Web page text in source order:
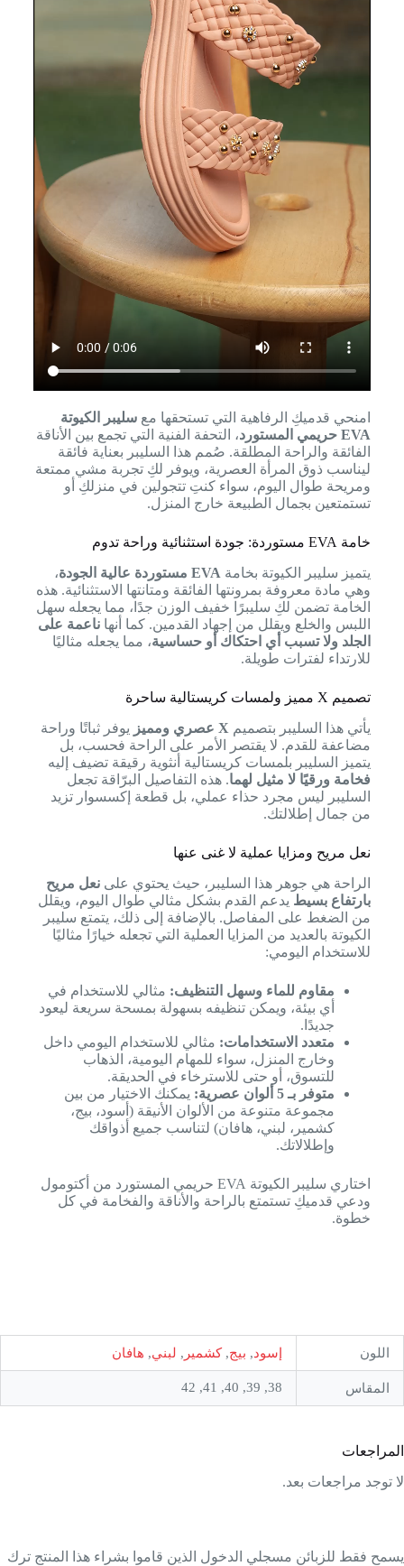
امنحي قدميكِ الرفاهية التي تستحقها مع سليبر الكيوتة
EVA حريمي المستورد
، التحفة الفنية التي تجمع بين الأناقة
الفائقة والراحة المطلقة. صُمم هذا السليبر بعناية فائقة
ليناسب ذوق المرأة العصرية، ويوفر لكِ تجربة مشي ممتعة
ومريحة طوال اليوم، سواء كنتِ تتجولين في منزلكِ أو
تستمتعين بجمال الطبيعة خارج المنزل.
خامة EVA مستوردة: جودة استثنائية وراحة تدوم
يتميز سليبر الكيوتة بخامة EVA مستوردة عالية الجودة
،
وهي مادة معروفة بمرونتها الفائقة ومتانتها الاستثنائية. هذه
الخامة تضمن لكِ سليبرًا خفيف الوزن جدًا، مما يجعله سهل
اللبس والخلع ويقلل من إجهاد القدمين. كما أنها ناعمة على
الجلد ولا تسبب أي احتكاك أو حساسية، مما يجعله مثاليًا
للارتداء لفترات طويلة.
تصميم X مميز ولمسات كريستالية ساحرة
يأتي هذا السليبر بتصميم X عصري ومميز
يوفر ثباتًا وراحة
مضاعفة للقدم. لا يقتصر الأمر على الراحة فحسب، بل
يتميز السليبر بلمسات كريستالية أنثوية رقيقة تضيف إليه
فخامة ورقيًا لا مثيل لهما. هذه التفاصيل البرّاقة تجعل
السليبر ليس مجرد حذاء عملي، بل قطعة إكسسوار تزيد
من جمال إطلالتك.
نعل مريح ومزايا عملية لا غنى عنها
الراحة هي جوهر هذا السليبر، حيث يحتوي على نعل مريح
بارتفاع بسيط يدعم القدم بشكل مثالي طوال اليوم، ويقلل
من الضغط على المفاصل. بالإضافة إلى ذلك، يتمتع سليبر
الكيوتة بالعديد من المزايا العملية التي تجعله خيارًا مثاليًا
للاستخدام اليومي:
مقاوم للماء وسهل التنظيف: مثالي للاستخدام في
أي بيئة، ويمكن تنظيفه بسهولة بمسحة سريعة ليعود
جديدًا.
متعدد الاستخدامات: مثالي للاستخدام اليومي داخل
وخارج المنزل، سواء للمهام اليومية، الذهاب
للتسوق، أو حتى للاسترخاء في الحديقة.
متوفر بـ 5 ألوان عصرية:
يمكنك الاختيار من بين
مجموعة متنوعة من الألوان الأنيقة (أسود، بيج،
كشمير، لبني، هافان) لتناسب جميع أذواقك
وإطلالاتك.
اختاري سليبر الكيوتة EVA حريمي المستورد من أكتومول
ودعي قدميكِ تستمتع بالراحة والأناقة والفخامة في كل
خطوة.
اللون إسود, بيج,كشمير , لبني, هافان
المقاس 38, 39, 40, 41, 42
المراجعات
لا توجد مراجعات بعد.
يسمح فقط للزبائن مسجلي الدخول الذين قاموا بشراء هذا المنتج ترك